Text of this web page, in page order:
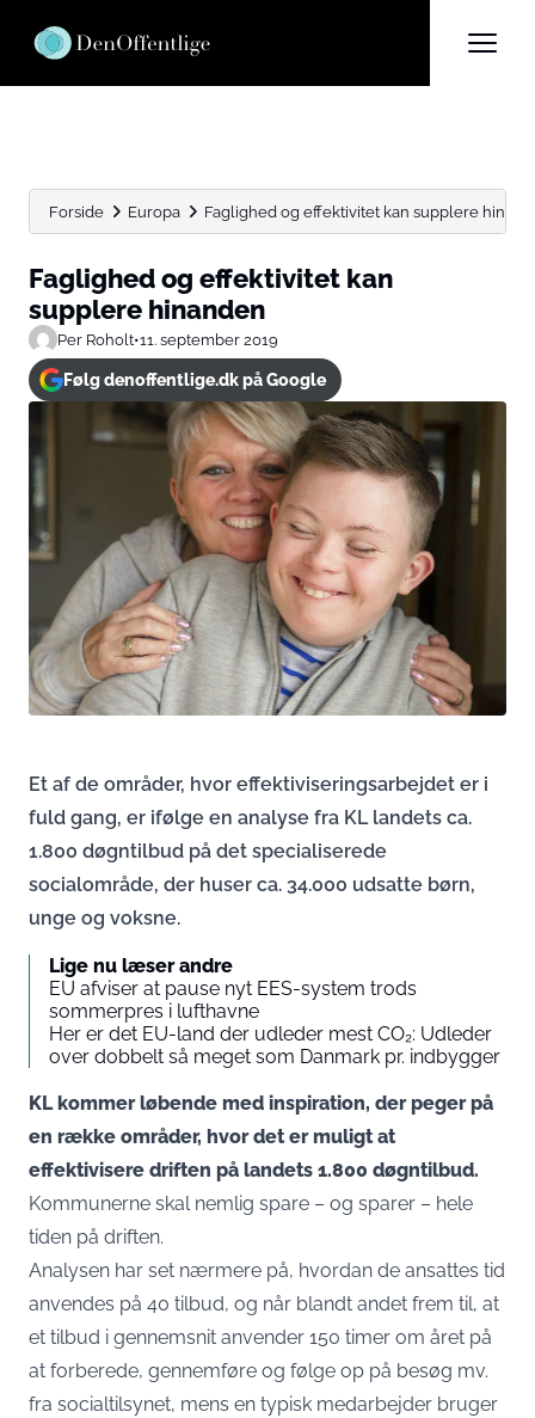
Forside Europa Faglighed og effektivitet kan supplere
Faglighed og effektivitet kan
supplere hinanden
Per Roholt•11. september 2019
Følg denoffentlige.dk på Google
Et af de områder, hvor effektiviseringsarbejdet er i
fuld gang, er ifølge en analyse fra KL landets ca.
1.800 døgntilbud på det specialiserede
socialområde, der huser ca. 34.000 udsatte børn,
unge og voksne.
Lige nu læser andre
EU afviser at pause nyt EES-system trods
sommerpres i lufthavne
Her er det EU-land der udleder mest CO₂: Udleder
over dobbelt så meget som Danmark pr. indbygger
KL kommer løbende med inspiration, der peger på
en række områder, hvor det er muligt at
effektivisere driften på landets 1.800 døgntilbud.
Kommunerne skal nemlig spare – og sparer – hele
tiden på driften.
Analysen har set nærmere på, hvordan de ansattes tid
anvendes på 40 tilbud, og når blandt andet frem til, at
et tilbud i gennemsnit anvender 150 timer om året på
at forberede, gennemføre og følge op på besøg mv.
fra socialtilsynet, mens en typisk medarbejder bruger